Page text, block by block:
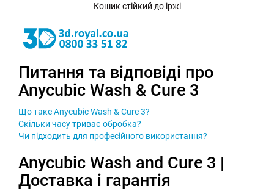
Кошик стійкий до іржі
Питання та відповіді про
Anycubic Wash & Cure 3
Що таке Anycubic Wash & Cure 3?
Скільки часу триває обробка?
Чи підходить для професійного використання?
Anycubic Wash and Cure 3 |
Доставка і гарантія